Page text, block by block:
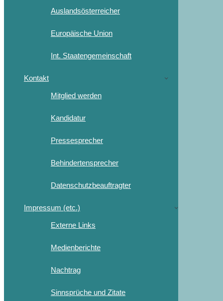
Auslandsösterreicher
Europäische Union
Int. Staatengemeinschaft
Kontakt
Mitglied werden
Kandidatur
Pressesprecher
Behindertensprecher
Datenschutzbeauftragter
Impressum (etc.)
Externe Links
Medienberichte
Nachtrag
Sinnsprüche und Zitate